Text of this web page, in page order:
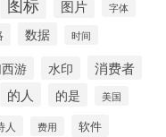
图标 图片 字体
数据 时间
游 水印 消费者
的人 的是 美国
人 费用 软件